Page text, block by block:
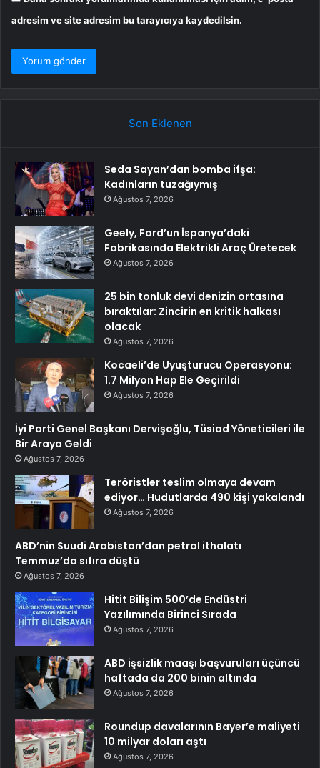
adresim ve site adresim bu tarayıcıya kaydedilsin.
Son Eklenen
Seda Sayan’dan bomba ifşa:
Kadınların tuzağıymış
Ağustos 7, 2026
Geely, Ford’un İspanya’daki
Fabrikasında Elektrikli Araç Üretecek
Ağustos 7, 2026
25 bin tonluk devi denizin ortasına
bıraktılar: Zincirin en kritik halkası
olacak
Ağustos 7, 2026
Kocaeli’de Uyuşturucu Operasyonu:
1.7 Milyon Hap Ele Geçirildi
Ağustos 7, 2026
İyi Parti Genel Başkanı Dervişoğlu, Tüsiad Yöneticileri ile
Bir Araya Geldi
Ağustos 7, 2026
Teröristler teslim olmaya devam
ediyor… Hudutlarda 490 kişi yakalandı
Ağustos 7, 2026
ABD’nin Suudi Arabistan’dan petrol ithalatı
Temmuz’da sıfıra düştü
Ağustos 7, 2026
Hitit Bilişim 500’de Endüstri
Yazılımında Birinci Sırada
Ağustos 7, 2026
ABD işsizlik maaşı başvuruları üçüncü
haftada da 200 binin altında
Ağustos 7, 2026
Roundup davalarının Bayer’e maliyeti
10 milyar doları aştı
Ağustos 7, 2026